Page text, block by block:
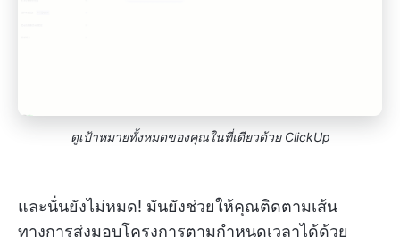
ดูเป้าหมายทั้งหมดของคุณในที่เดียวด้วย ClickUp
และนั่นยังไม่หมด! มันยังช่วยให้คุณติดตามเส้น
ทางการส่งมอบโครงการตามกำหนดเวลาได้ด้วย